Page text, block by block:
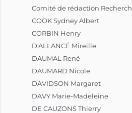
Comité de rédaction
COOK Sydney Albert
CORBIN Henry
D'ALLANCÉ Mireille
DAUMAL René
DAUMARD Nicole
DAVIDSON Margaret
DAVY Marie-Madeleine
DE CAUZONS Thierry